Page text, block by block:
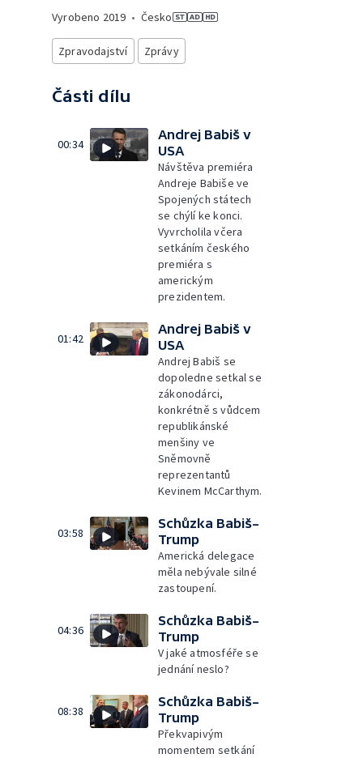
Vyrobeno 2019 • Česko
Zpravodajství Zprávy
Části dílu
00:34
Andrej Babiš v
USA
Návštěva premiéra
Andreje Babiše ve
Spojených státech
se chýlí ke konci.
Vyvrcholila včera
setkáním českého
premiéra s
americkým
prezidentem.
01:42
Andrej Babiš v
USA
Andrej Babiš se
dopoledne setkal se
zákonodárci,
konkrétně s vůdcem
republikánské
menšiny ve
Sněmovně
reprezentantů
Kevinem McCarthym.
03:58
Schůzka Babiš–
Trump
Americká delegace
měla nebývale silné
zastoupení.
04:36
Schůzka Babiš–
Trump
V jaké atmosféře se
jednání neslo?
08:38
Schůzka Babiš–
Trump
Překvapivým
momentem setkání